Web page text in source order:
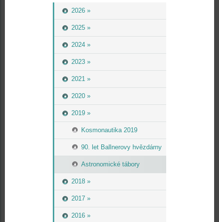
2026 »
2025 »
2024 »
2023 »
2021 »
2020 »
2019 »
Kosmonautika 2019
90. let Ballnerovy hvězdárny
Astronomické tábory
2018 »
2017 »
2016 »